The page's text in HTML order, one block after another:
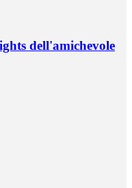
dell'amichevole